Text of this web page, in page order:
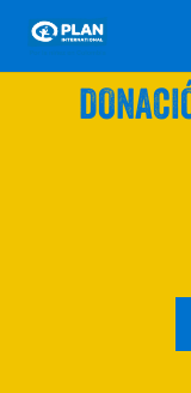
SÚMATE A